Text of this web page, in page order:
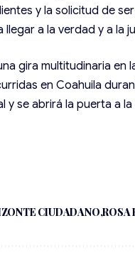
y la solicitud de
llegar a la verdad y a la
gira multitudinaria en
en Coahuila
y se abrirá la puerta a
CIUDADANO ROSA